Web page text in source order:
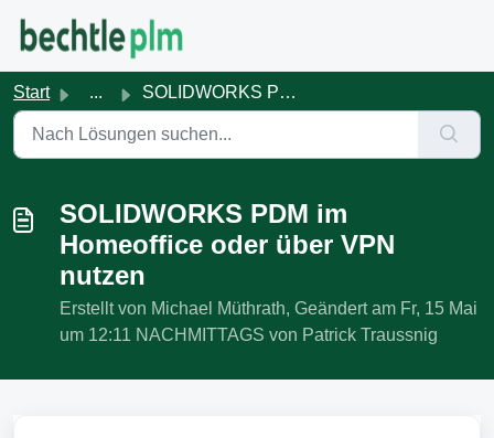
Start ... SOLIDWORKS PDM im Homeoffice oder über VPN nutzen
SOLIDWORKS PDM im
Homeoffice oder über VPN
nutzen
Erstellt von Michael Müthrath, Geändert am Fr, 15 Mai
um 12:11 NACHMITTAGS von Patrick Traussnig